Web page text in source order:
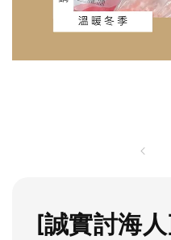
[誠實討海